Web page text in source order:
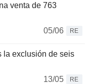
venta de 763
05/06
RE
la exclusión de seis
13/05
RE